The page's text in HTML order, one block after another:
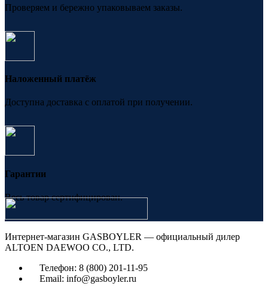
Проверяем и бережно упаковываем заказы.
Наложенный платёж
Доступна доставка с оплатой при получении.
Гарантии
Весь товар сертифицирован.
Интернет-магазин GASBOYLER — официальный дилер
ALTOEN DAEWOO CO., LTD.
Телефон: 8 (800) 201-11-95
Email: info@gasboyler.ru